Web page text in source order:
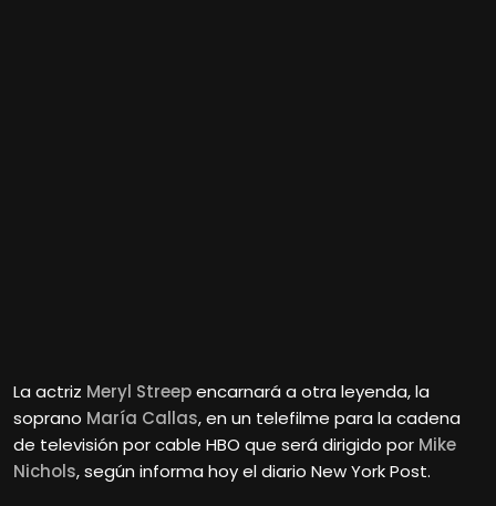
La actriz Meryl Streepencarnará a otra leyenda, la
soprano María Callas, en un telefilme para la cadena
de televisión por cable HBO que será dirigido por Mike
Nichols, según informa hoy el diario New York Post.